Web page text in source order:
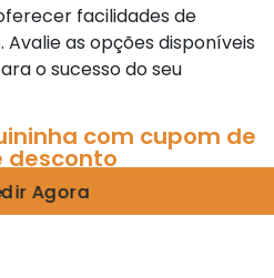
facilidades de
as opções disponíveis
o sucesso do seu
com cupom de
desconto
Agora